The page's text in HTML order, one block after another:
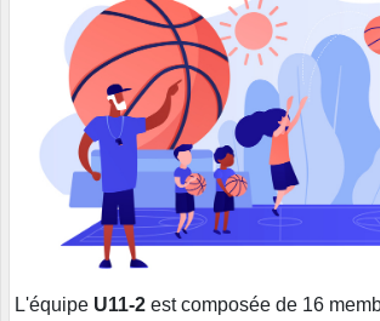
L'équipe U11-2 est composée de 16